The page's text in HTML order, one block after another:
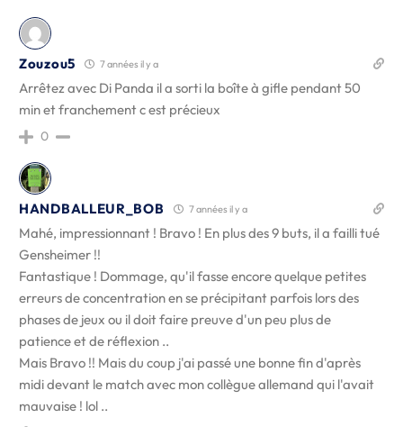
Zouzou5 7 années il y a
Arrêtez avec Di Panda il a sorti la boîte à gifle pendant 50
min et franchement c est précieux
0
HANDBALLEUR_BOB 7 années il y a
Mahé, impressionnant ! Bravo ! En plus des 9 buts, il a failli tué
Gensheimer !!
Fantastique ! Dommage, qu'il fasse encore quelque petites
erreurs de concentration en se précipitant parfois lors des
phases de jeux ou il doit faire preuve d'un peu plus de
patience et de réflexion ..
Mais Bravo !! Mais du coup j'ai passé une bonne fin d'après
midi devant le match avec mon collègue allemand qui l'avait
mauvaise ! lol ..